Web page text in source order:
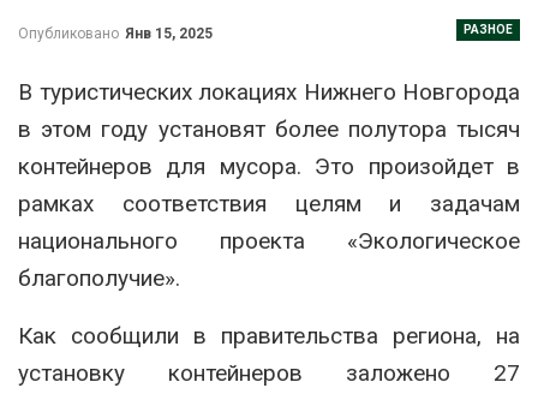
РАЗНОЕ
Опубликовано Янв 15, 2025
В туристических локациях Нижнего Новгорода
в этом году установят более полутора тысяч
контейнеров для мусора. Это произойдет в
рамках соответствия целям и задачам
национального проекта «Экологическое
благополучие».
Как сообщили в правительства региона, на
установку контейнеров заложено 27